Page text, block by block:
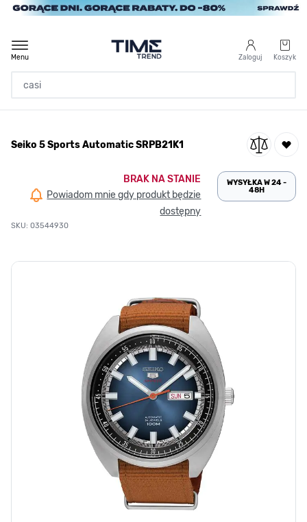
Przejdź do treści
Zaloguj Koszyk
Menu
/
Seiko 5 Sports Automatic SRPB21K1
Seiko 5 Sports Automatic SRPB21K1
BRAK NA STANIE
Powiadom mnie gdy produkt będzie
dostępny
SKU: 03544930
WYSYŁKA W 24 -
48H